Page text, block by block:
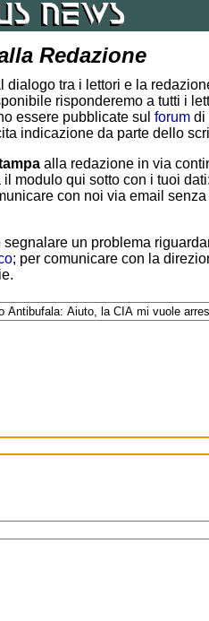
Redazione
dialogo tra i lettori e la
risponderemo a tutti i
essere pubblicate sul forum di
indicazione da parte dello
alla redazione in via
modulo qui sotto con i tuoi
con noi via email senza
un problema
; per comunicare con la